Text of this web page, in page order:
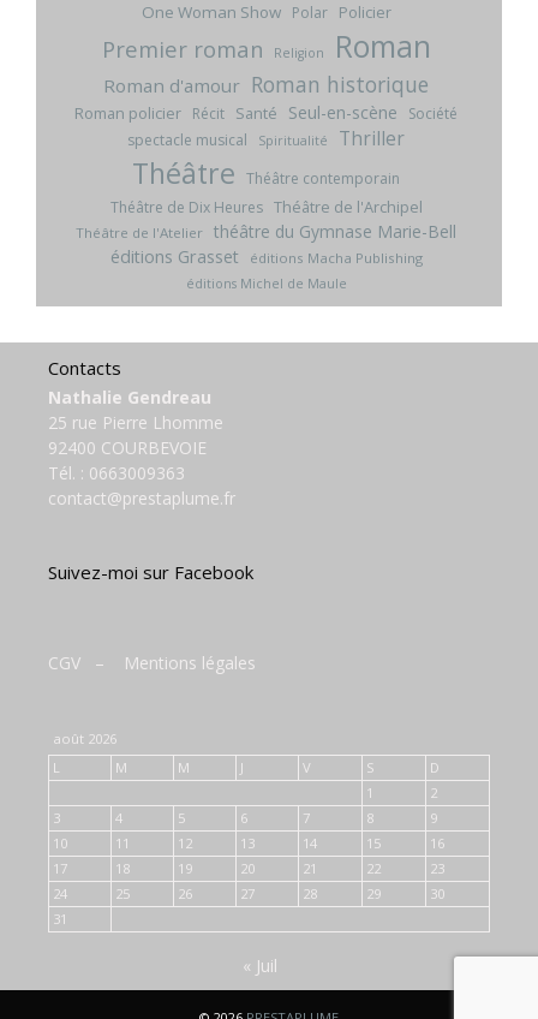
One Woman Show Polar Policier
Premier roman Religion Roman
Roman d'amour Roman historique
Roman policier Récit Santé Seul-en-scène
Société
spectacle musical
Spiritualité Thriller
Théâtre Théâtre contemporain
Théâtre de Dix Heures Théâtre de l'Archipel
Théâtre de l'Atelier théâtre du Gymnase Marie-Bell
éditions Grasset
éditions Macha Publishing
éditions Michel de Maule
Contacts
Nathalie Gendreau
25 rue Pierre Lhomme
92400 COURBEVOIE
Tél. : 0663009363
contact@prestaplume.fr
Suivez-moi sur Facebook
CGV – Mentions légales
août 2026
L
M M J V S
D
1
2
3
4 5 6 7 8
9
10
11 12 13 14 15
16
17
18 19 20 21 22
23
24
25 26 27 28 29
30
31
« Juil